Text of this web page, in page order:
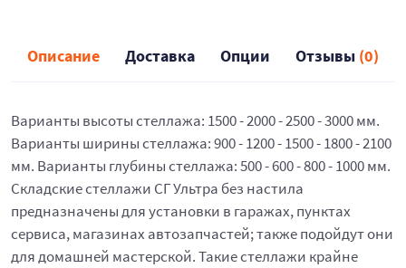
Описание Доставка Опции Отзывы (0)
Варианты высоты стеллажа: 1500 - 2000 - 2500 - 3000 мм.
Варианты ширины стеллажа: 900 - 1200 - 1500 - 1800 - 2100
мм. Варианты глубины стеллажа: 500 - 600 - 800 - 1000 мм.
Складские стеллажи СГ Ультра без настила
предназначены для установки в гаражах, пунктах
сервиса, магазинах автозапчастей; также подойдут они
для домашней мастерской. Такие стеллажи крайне